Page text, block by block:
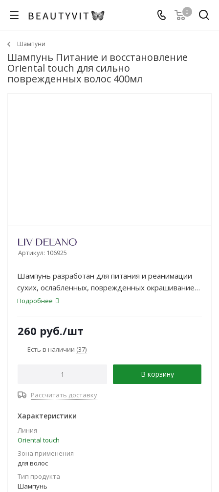
0
Шампуни
Шампунь Питание и восстановление
Oriental touch для сильно
поврежденных волос 400мл
Артикул: 106925
Шампунь разработан для питания и реанимации
сухих, ослабленных, поврежденных окрашиванием,
завивкой или горячими инструментами волос.
Подробнее
260 руб./шт
Есть в наличии (37)
В корзину
Рассчитать доставку
Характеристики
Линия
Oriental touch
Зона применения
для волос
Тип продукта
Шампунь